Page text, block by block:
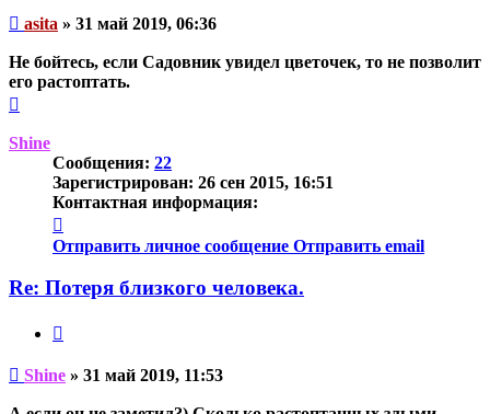
Непрочитанное
asita » 31 май 2019, 06:36
Не бойтесь, если Садовник увидел цветочек, то не позволит
его растоптать.
началу
Shine
Сообщения: 22
Зарегистрирован: 26 сен 2015, 16:51
Контактная информация:
информация
пользователя
Отправить личное сообщение Отправить email
Re: Потеря близкого человека.
Непрочитанное
Shine » 31 май 2019, 11:53